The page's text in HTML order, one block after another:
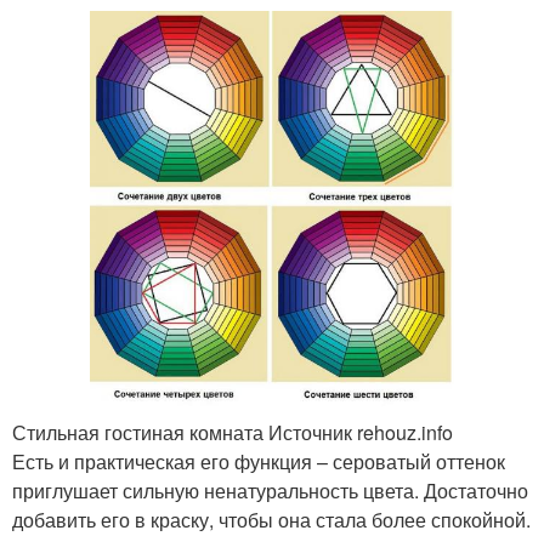
Стильная гостиная комната Источник rehouz.info
Есть и практическая его функция – сероватый оттенок
приглушает сильную ненатуральность цвета. Достаточно
добавить его в краску, чтобы она стала более спокойной.